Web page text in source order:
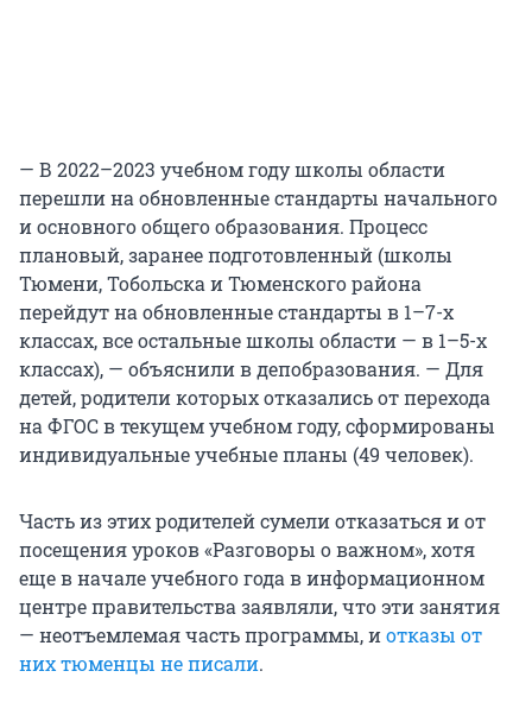
— В 2022–2023 учебном году школы области
перешли на обновленные стандарты начального
и основного общего образования. Процесс
плановый, заранее подготовленный (школы
Тюмени, Тобольска и Тюменского района
перейдут на обновленные стандарты в 1–7-х
классах, все остальные школы области — в 1–5-х
классах), — объяснили в депобразования. — Для
детей, родители которых отказались от перехода
на ФГОС в текущем учебном году, сформированы
индивидуальные учебные планы (49 человек).
Часть из этих родителей сумели отказаться и от
посещения уроков «Разговоры о важном», хотя
еще в начале учебного года в информационном
центре правительства заявляли, что эти занятия
— неотъемлемая часть программы, иотказы от
них тюменцы не писали.